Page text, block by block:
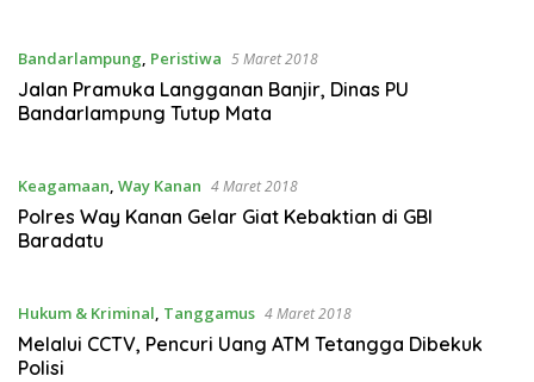
Bandarlampung, Peristiwa 5 Maret 2018
Jalan Pramuka Langganan Banjir, Dinas PU
Bandarlampung Tutup Mata
Keagamaan, Way Kanan 4 Maret 2018
Polres Way Kanan Gelar Giat Kebaktian di GBI
Baradatu
Hukum & Kriminal, Tanggamus 4 Maret 2018
Melalui CCTV, Pencuri Uang ATM Tetangga Dibekuk
Polisi